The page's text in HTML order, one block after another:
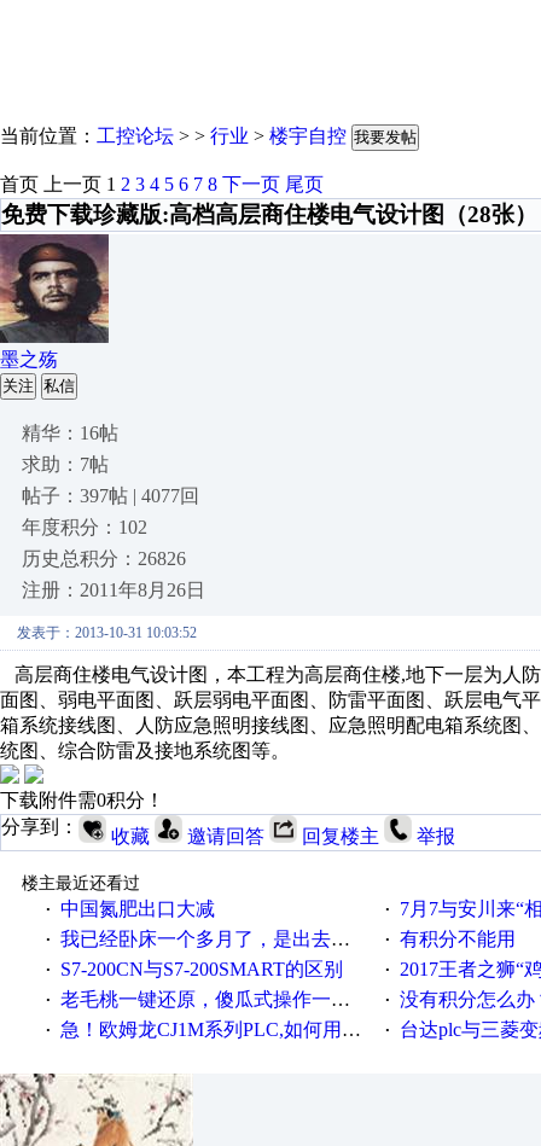
当前位置： 工控论坛 > > 行业 > 楼宇自控 我要发帖
首页 上一页 1 2 3 4 5 6 7 8 下一页 尾页
免费下载珍藏版:高档高层商住楼电气设计图（28张）
墨之殇
关注 私信
精华：16帖
求助：7帖
帖子：397帖 | 4077回
年度积分：102
历史总积分：26826
注册：2011年8月26日
发表于：2013-10-31 10:03:52
高层商住楼电气设计图，本工程为高层商住楼,地下一层为人
面图、弱电平面图、跃层弱电平面图、防雷平面图、跃层电气
箱系统接线图、人防应急照明接线图、应急照明配电箱系统图
统图、综合防雷及接地系统图等。
下载附件需0积分！
分享到：
收藏 邀请回答 回复楼主 举报
楼主最近还看过
· 中国氮肥出口大减 · 7月7与安川来“
· 我已经卧床一个多月了，是出去安装机械手在高速遭遇车祸所致:大家工作都要特别注意啊 · 有积分不能用
· S7-200CN与S7-200SMART的区别 · 2017王者之狮“鸡”情签到
· 老毛桃一键还原，傻瓜式操作一键轻松备份还原；程序为向导式安装，一键即可实现自动备份或还原系统。 · 没有积分怎么办
· 急！欧姆龙CJ1M系列PLC,如何用时间控制变频器。要求时间在组态王中可以自由输入！拜托各位大神了！ · 台达plc与三菱